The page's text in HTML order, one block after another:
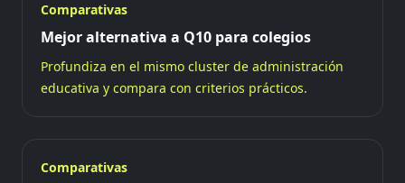
Comparativas
Mejor alternativa a Q10 para colegios
Profundiza en el mismo cluster de administración
educativa y compara con criterios prácticos.
Comparativas